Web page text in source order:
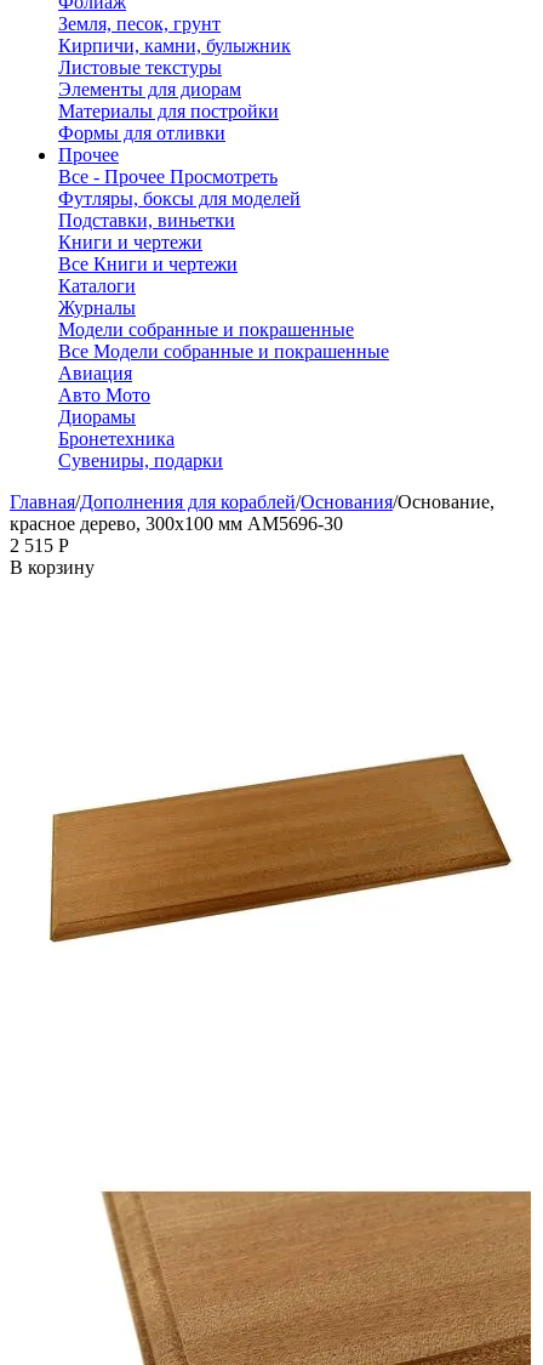
Земля, песок, грунт
Кирпичи, камни, булыжник
Листовые текстуры
Элементы для диорам
Материалы для постройки
Формы для отливки
Прочее
Все - Прочее Просмотреть
Футляры, боксы для моделей
Подставки, виньетки
Книги и чертежи
Все Книги и чертежи
Каталоги
Журналы
Модели собранные и покрашенные
Все Модели собранные и покрашенные
Авиация
Авто Мото
Диорамы
Бронетехника
Сувениры, подарки
Главная/Дополнения для кораблей/Основания/Основание,
красное дерево, 300х100 мм AM5696-30
2 515 Р
В корзину